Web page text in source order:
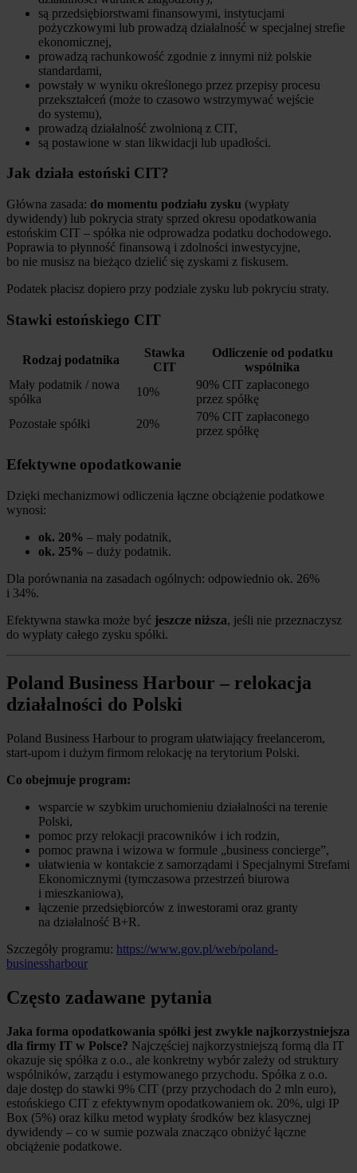
są przedsiębiorstwami finansowymi, instytucjami
pożyczkowymi lub prowadzą działalność w specjalnej strefie
ekonomicznej,
prowadzą rachunkowość zgodnie z innymi niż polskie
standardami,
powstały w wyniku określonego przez przepisy procesu
przekształceń (może to czasowo wstrzymywać wejście
do systemu),
prowadzą działalność zwolnioną z CIT,
są postawione w stan likwidacji lub upadłości.
Jak działa estoński CIT?
Główna zasada: do momentu podziału zysku (wypłaty
dywidendy) lub pokrycia straty sprzed okresu opodatkowania
estońskim CIT – spółka nie odprowadza podatku dochodowego.
Poprawia to płynność finansową i zdolności inwestycyjne,
bo nie musisz na bieżąco dzielić się zyskami z fiskusem.
Podatek płacisz dopiero przy podziale zysku lub pokryciu straty.
Stawki estońskiego CIT
Rodzaj podatnika
Stawka
CIT
Odliczenie od podatku
wspólnika
Mały podatnik / nowa
spółka
10%
90% CIT zapłaconego
przez spółkę
Pozostałe spółki
20%
70% CIT zapłaconego
przez spółkę
Efektywne opodatkowanie
Dzięki mechanizmowi odliczenia łączne obciążenie podatkowe
wynosi:
ok. 20% – mały podatnik,
ok. 25% – duży podatnik.
Dla porównania na zasadach ogólnych: odpowiednio ok. 26%
i 34%.
Efektywna stawka może być jeszcze niższa, jeśli nie przeznaczysz
do wypłaty całego zysku spółki.
Poland Business Harbour – relokacja
działalności do Polski
Poland Business Harbour to program ułatwiający freelancerom,
start-upom i dużym firmom relokację na terytorium Polski.
Co obejmuje program:
wsparcie w szybkim uruchomieniu działalności na terenie
Polski,
pomoc przy relokacji pracowników i ich rodzin,
pomoc prawna i wizowa w formule „business concierge”,
ułatwienia w kontakcie z samorządami i Specjalnymi Strefami
Ekonomicznymi (tymczasowa przestrzeń biurowa
i mieszkaniowa),
łączenie przedsiębiorców z inwestorami oraz granty
na działalność B+R.
Szczegóły programu: https://www.gov.pl/web/poland-
businessharbour
Często zadawane pytania
Jaka forma opodatkowania spółki jest zwykle najkorzystniejsza
dla firmy IT w Polsce? Najczęściej najkorzystniejszą formą dla IT
okazuje się spółka z o.o., ale konkretny wybór zależy od struktury
wspólników, zarządu i estymowanego przychodu. Spółka z o.o.
daje dostęp do stawki 9% CIT (przy przychodach do 2 mln euro),
estońskiego CIT z efektywnym opodatkowaniem ok. 20%, ulgi IP
Box (5%) oraz kilku metod wypłaty środków bez klasycznej
dywidendy – co w sumie pozwala znacząco obniżyć łączne
obciążenie podatkowe.